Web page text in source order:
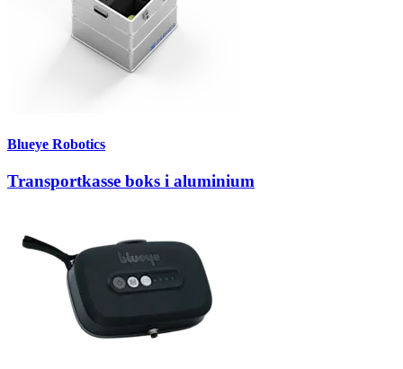
Blueye Robotics
Transportkasse boks i aluminium